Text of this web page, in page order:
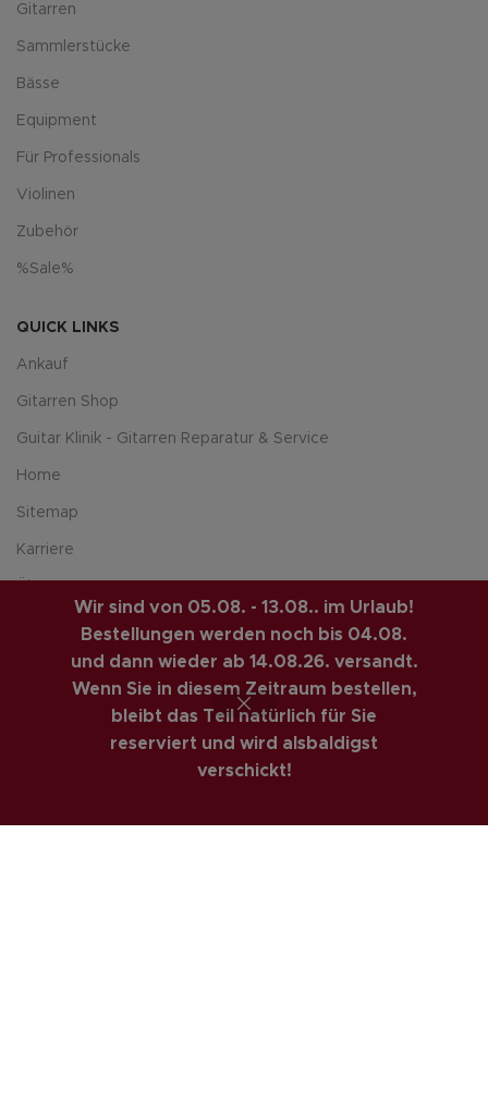
Wir sind von 05.08. - 13.08.. im Urlaub!
Bestellungen werden noch bis 04.08.
und dann wieder ab 14.08.26. versandt.
Wenn Sie in diesem Zeitraum bestellen,
bleibt das Teil natürlich für Sie
reserviert und wird alsbaldigst
verschickt!
Gitarren
Sammlerstücke
Bässe
Equipment
Für Professionals
Violinen
Zubehör
%Sale%
QUICK LINKS
Ankauf
Gitarren Shop
Guitar Klinik - Gitarren Reparatur & Service
Home
Sitemap
Karriere